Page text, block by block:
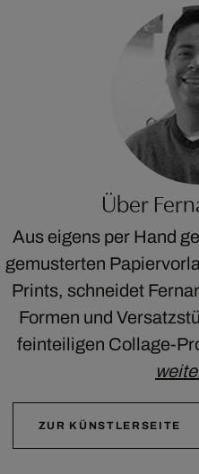
Über
Aus eigens per Hand
gemusterten
Prints, schneidet
Formen und
feinteiligen Collage-
ZUR KÜNSTLERSEITE